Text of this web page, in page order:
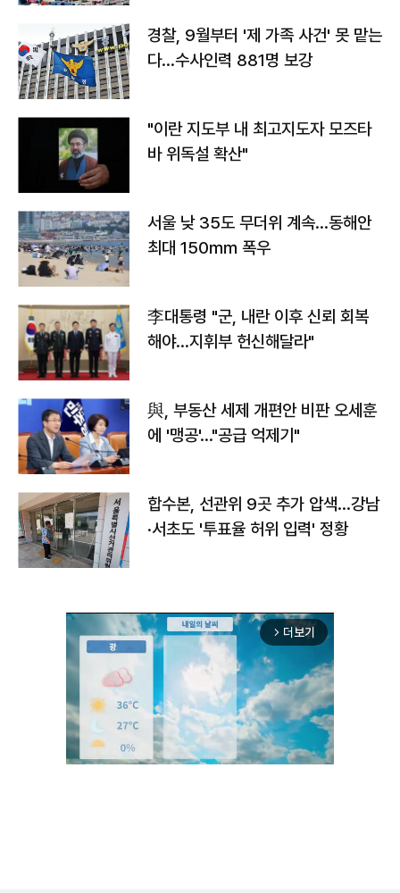
경찰, 9월부터 '제 가족 사건' 못 맡는
다…수사인력 881명 보강
"이란 지도부 내 최고지도자 모즈타
바 위독설 확산"
서울 낮 35도 무더위 계속…동해안
최대 150㎜ 폭우
李대통령 "군, 내란 이후 신뢰 회복
해야…지휘부 헌신해달라"
與, 부동산 세제 개편안 비판 오세훈
에 '맹공'…"공급 억제기"
합수본, 선관위 9곳 추가 압색…강남
·서초도 '투표율 허위 입력' 정황
arrow_forward_ios 더보기